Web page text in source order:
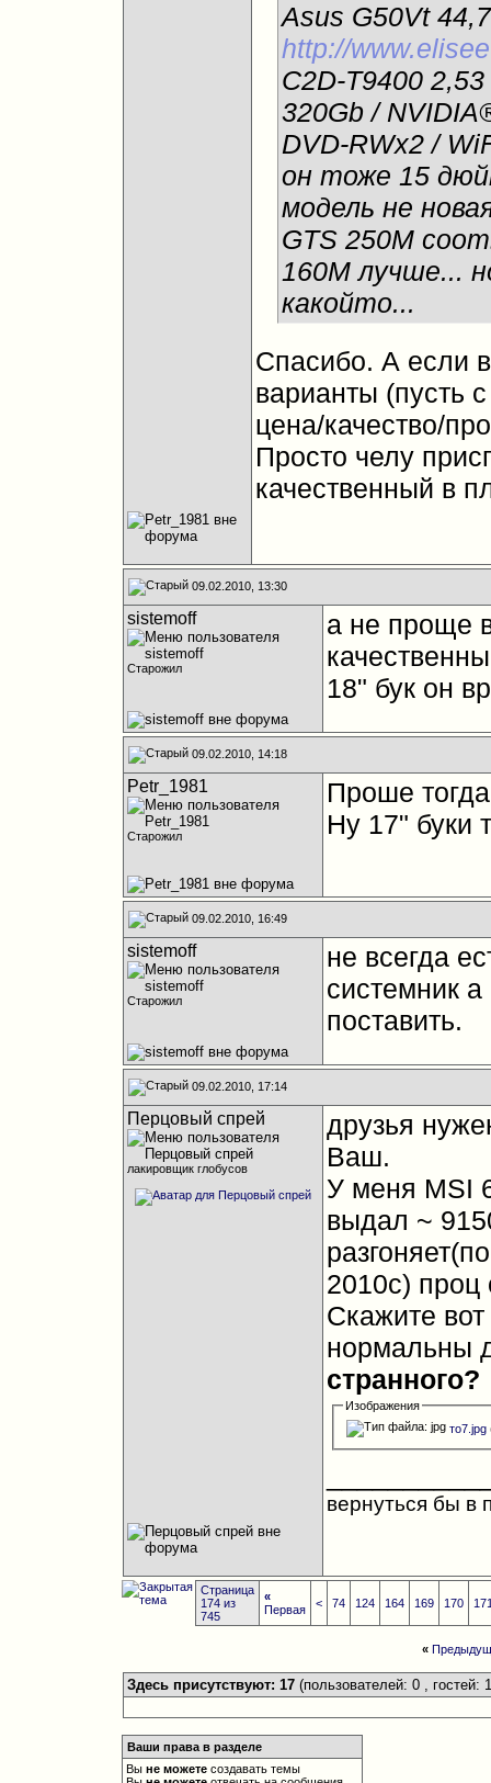
Asus G50Vt
http://
C2D-T9400
320Gb /
DVD-RWx2 /
он тоже 15
модель не
GTS 250M
160М лучше...
какойто...
Спасибо. А если
варианты (пусть
цена/качество/
Просто челу
качественный в
09.02.2010, 13:30
sistemoff
Старожил
а не проще
18" бук он
09.02.2010, 14:18
Petr_1981
Старожил
Проше
Ну 17" буки
09.02.2010, 16:49
sistemoff
Старожил
не всегда
системник
поставить.
09.02.2010, 17:14
Перцовый спрей
лакировщик глобусов
друзья
Ваш.
У меня MSI
выдал ~
2010c) проц
Скажите
нормальны
странного?
Изображения
то7.jpg
вернуться бы
Страница
174 из
745
«
Первая
< 74 124 164 169 170
«
Здесь присутствуют: 17 (пользователей: 0 , гостей:
Ваши права в разделе
Выне можете создавать темы